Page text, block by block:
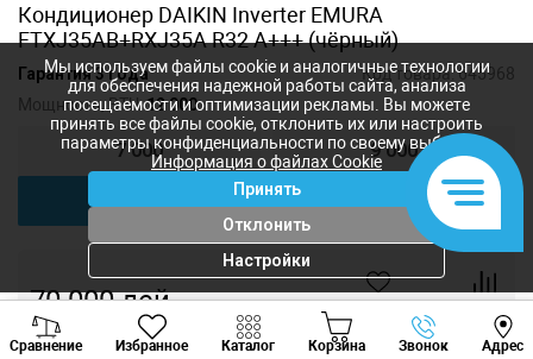
Кондиционер DAIKIN Inverter EMURA
FTXJ35AB+RXJ35A R32 A+++ (чёрный)
Гарантия 3 года Код товара:645968
Мощность, BTU:12 000
7 000 9 000
70 000лей
Сравнение Избранное Каталог Корзина Звонок Адрес
Viber Whatsapp
Мы используем файлы cookie и аналогичные технологии
для обеспечения надежной работы сайта, анализа
посещаемости и оптимизации рекламы. Вы можете
принять все файлы cookie, отклонить их или настроить
параметры конфиденциальности по своему выбору.
Информация о файлах Cookie
Принять
Отклонить
Настройки